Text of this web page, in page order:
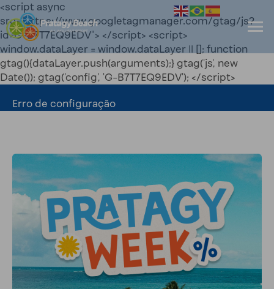
<script async
src="https://www.googletagmanager.com/gtag/js?
id=G-B7T7EQ9EDV"> </script> <script>
window.dataLayer = window.dataLayer || []; function
gtag(){dataLayer.push(arguments);} gtag('js', new
Date()); gtag('config', 'G-B7T7EQ9EDV'); </script>
Erro de configuração